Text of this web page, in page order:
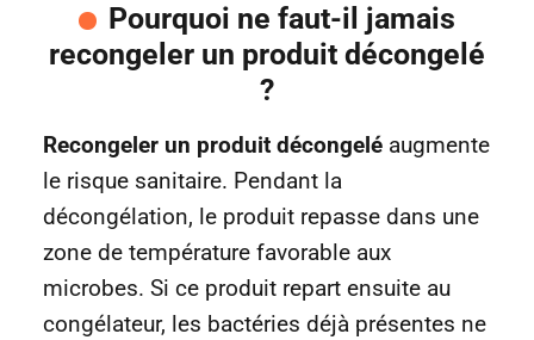
Pourquoi ne faut-il jamais
recongeler un produit décongelé
?
Recongeler un produit décongelé augmente
le risque sanitaire. Pendant la
décongélation, le produit repasse dans une
zone de température favorable aux
microbes. Si ce produit repart ensuite au
congélateur, les bactéries déjà présentes ne